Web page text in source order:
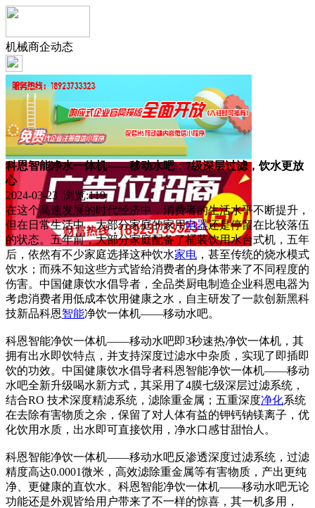
机械商企动态
科恩智能净水一体机——移动水吧：7级深层过滤，饮水更放
心
2024-03-23 浏览:119
在这个高速发展的时代经济中，消费者的生活水平不断提升，
但在日常生活中，大部分家庭的家用电器还是停留在比较落伍
的状态。五年前，大部分家庭配备了桶装饮用水台式机，五年
后，依然有不少家庭选择这种饮水家电 ，甚至传统的烧水模式
饮水；而殊不知这些方式皆给消费者的身体带来了不同程度的
伤害。中国健康饮水倡导者，全品类厨电制造企业科恩电器为
考虑消费者用低成本饮用健康之水，自主研发了一款创新黑科
技新品科恩智能净饮一体机——移动水吧。
科恩智能净饮一体机——移动水吧即3秒速热净饮一体机，其
拥有出水即饮特点，并支持深度过滤水中杂质，实现了即插即
饮的功效。中国健康饮水倡导者科恩智能净饮一体机——移动
水吧全新升级喝水新方式，其采用了4膜七级深层过滤系统，
结合RO 技术深度精滤系统，滤除重金属；五重深度净化系统
在去除有害物质之余，保留了对人体有益的钾钙钠镁离子，优
化饮用水质，出水即可直接饮用，净水口感甘甜怡人。
科恩智能净饮一体机——移动水吧反渗透深度过滤系统，过滤
精度高达0.0001微米，高效滤除重金属等有害物质，产出更纯
净、更健康的直饮水。科恩智能净饮一体机——移动水吧无论
功能还是外观皆给用户带来了不一样的惊喜，其一机多用，